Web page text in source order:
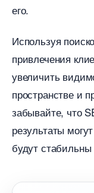
его.
Используя
привлечения
увеличить
пространстве и
забывайте, что
результаты
удут стабильны